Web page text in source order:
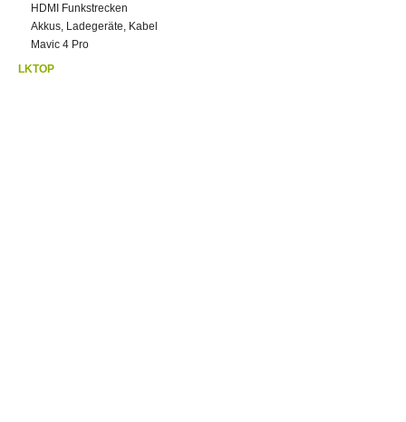
HDMI Funkstrecken
Akkus, Ladegeräte, Kabel
Mavic 4 Pro
LKTOP